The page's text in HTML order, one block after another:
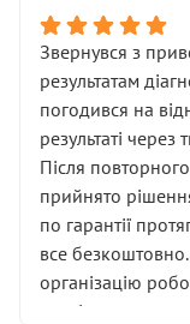
Звернувся з
результатам
погодився на
результаті
Після
прийнято
по гарантії
все
організацію
сервіс.